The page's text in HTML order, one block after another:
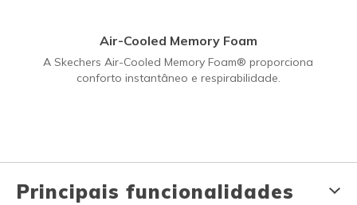
Air-Cooled Memory Foam
A Skechers Air-Cooled Memory Foam® proporciona
conforto instantâneo e respirabilidade.
Principais funcionalidades